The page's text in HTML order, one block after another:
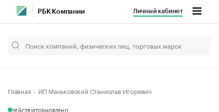
РБК Компании Личный кабинет
Главная ИП Маньковский Станислав Игоревич
ДЕЙСТВУЕТОБНОВЛЕНО